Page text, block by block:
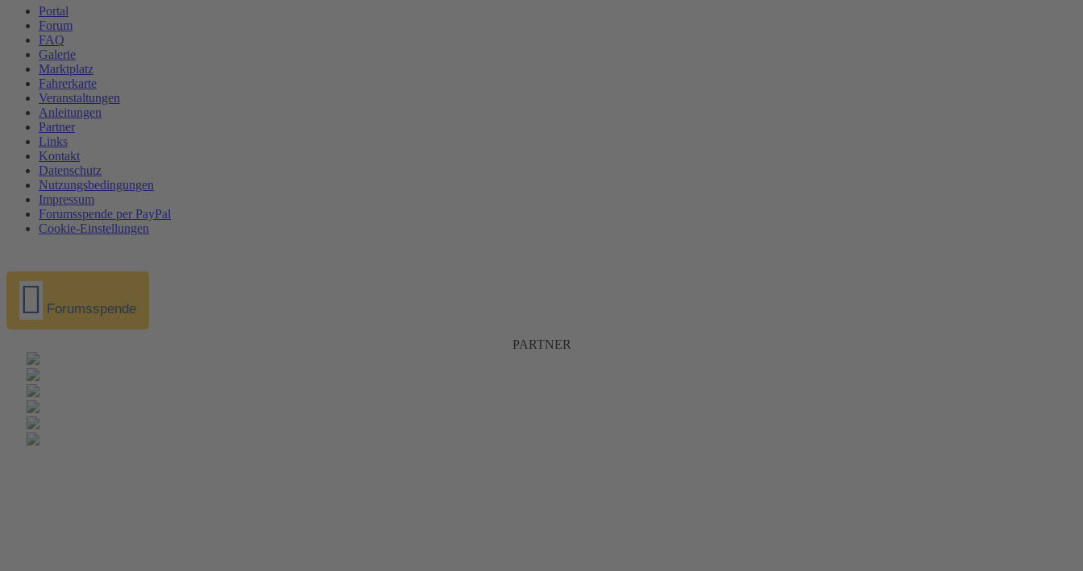
Portal
Forum
FAQ
Galerie
Marktplatz
Fahrerkarte
Veranstaltungen
Anleitungen
Partner
Links
Kontakt
Datenschutz
Nutzungsbedingungen
Impressum
Forumsspende per PayPal
Cookie-Einstellungen
Forumsspende
PARTNER